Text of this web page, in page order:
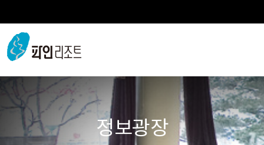
정보광장